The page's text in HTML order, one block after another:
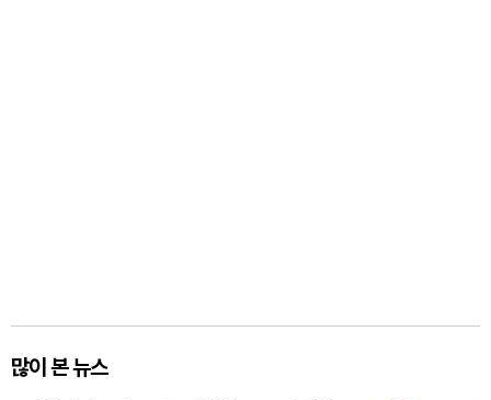
많이 본 뉴스